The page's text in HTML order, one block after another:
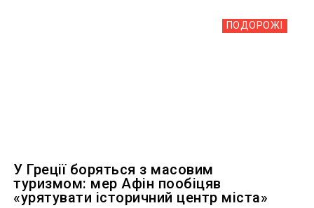
ПОДОРОЖІ
У Греції боряться з масовим
туризмом: мер Афін пообіцяв
«урятувати історичний центр міста»